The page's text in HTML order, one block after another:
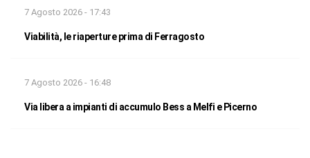
7 Agosto 2026 - 17:43
Viabilità, le riaperture prima di Ferragosto
7 Agosto 2026 - 16:48
Via libera a impianti di accumulo Bess a Melfi e Picerno